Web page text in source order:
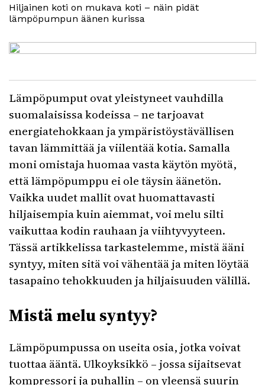
Hiljainen koti on mukava koti – näin pidät
lämpöpumpun äänen kurissa
Lämpöpumput ovat yleistyneet vauhdilla
suomalaisissa kodeissa – ne tarjoavat
energiatehokkaan ja ympäristöystävällisen
tavan lämmittää ja viilentää kotia. Samalla
moni omistaja huomaa vasta käytön myötä,
että lämpöpumppu ei ole täysin äänetön.
Vaikka uudet mallit ovat huomattavasti
hiljaisempia kuin aiemmat, voi melu silti
vaikuttaa kodin rauhaan ja viihtyvyyteen.
Tässä artikkelissa tarkastelemme, mistä ääni
syntyy, miten sitä voi vähentää ja miten löytää
tasapaino tehokkuuden ja hiljaisuuden välillä.
Mistä melu syntyy?
Lämpöpumpussa on useita osia, jotka voivat
tuottaa ääntä. Ulkoyksikkö – jossa sijaitsevat
kompressori ja puhallin – on yleensä suurin